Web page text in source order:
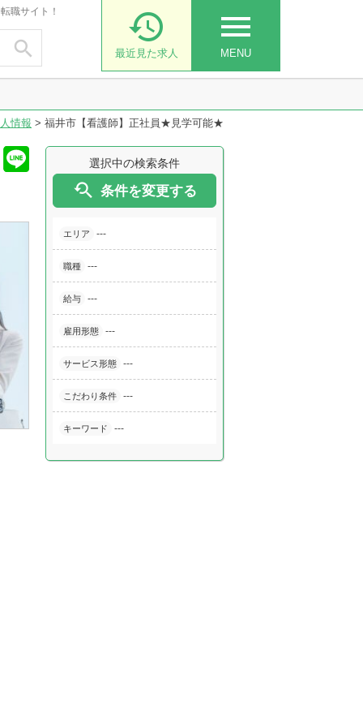
職サイト！

menu
MENU

最近見た求人
情報 > 福井市【看護師】正社員★見学可能★
選択中の検索条件
 条件を変更する
エリア ---
職種 ---
給与 ---
雇用形態 ---
サービス形態 ---
こだわり条件 ---
キーワード ---